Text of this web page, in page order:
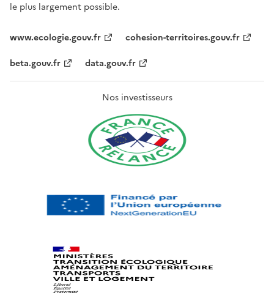
le plus largement possible.
www.ecologie.gouv.fr
cohesion-territoires.gouv.fr
beta.gouv.fr
data.gouv.fr
Nos investisseurs